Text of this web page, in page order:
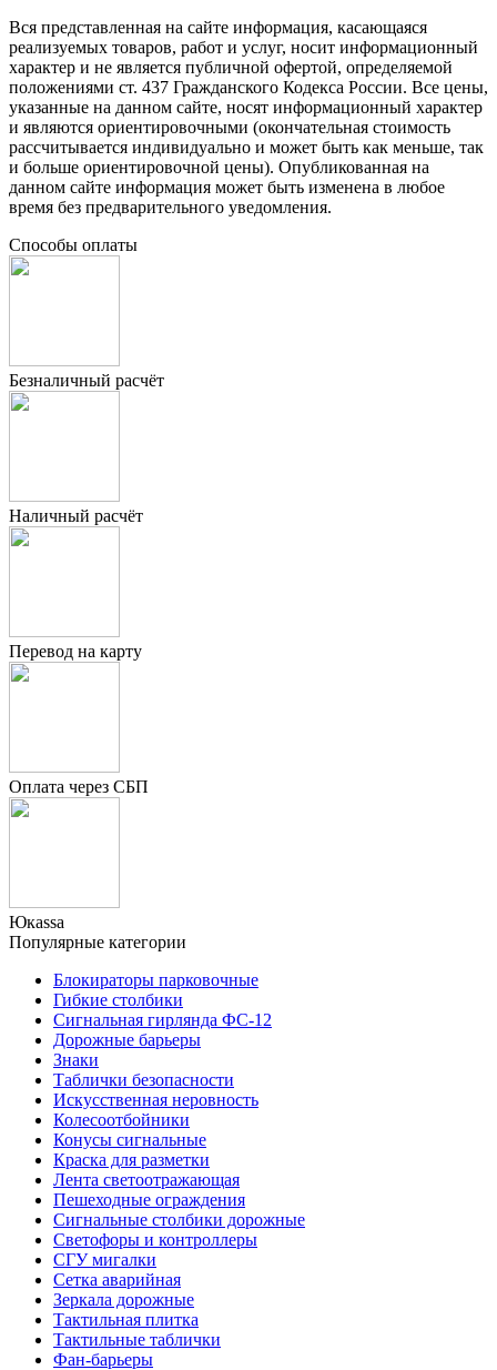
Вся представленная на сайте информация, касающаяся
реализуемых товаров, работ и услуг, носит информационный
характер и не является публичной офертой, определяемой
положениями ст. 437 Гражданского Кодекса России. Все цены,
указанные на данном сайте, носят информационный характер
и являются ориентировочными (окончательная стоимость
рассчитывается индивидуально и может быть как меньше, так
и больше ориентировочной цены). Опубликованная на
данном сайте информация может быть изменена в любое
время без предварительного уведомления.
Способы оплаты
Безналичный расчёт
Наличный расчёт
Перевод на карту
Оплата через СБП
Юкаssа
Популярные категории
Блокираторы парковочные
Гибкие столбики
Сигнальная гирлянда ФС-12
Дорожные барьеры
Знаки
Таблички безопасности
Искусственная неровность
Колесоотбойники
Конусы сигнальные
Краска для разметки
Лента светоотражающая
Пешеходные ограждения
Сигнальные столбики дорожные
Светофоры и контроллеры
СГУ мигалки
Cетка аварийная
Зеркала дорожные
Тактильная плитка
Тактильные таблички
Фан-барьеры